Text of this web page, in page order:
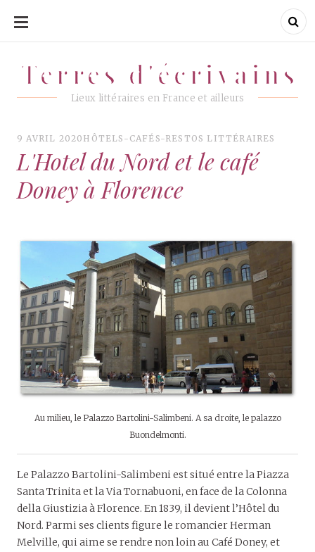
ALLER
CONTENU
Terres d'écrivains
Lieux littéraires en France et ailleurs
Terres d'écrivains
9 AVRIL 2020 HÔTELS-CAFÉS-RESTOS LITTÉRAIRES
L'Hotel du Nord et le café
Doney à Florence
Au milieu, le Palazzo Bartolini-Salimbeni. A sa droite, le palazzo
Buondelmonti.
Le Palazzo Bartolini-Salimbeni est situé entre la Piazza
Santa Trinita et la Via Tornabuoni, en face de la Colonna
della Giustizia à Florence. En 1839, il devient l’Hôtel du
Nord. Parmi ses clients figure le romancier Herman
Melville, qui aime se rendre non loin au Café Doney, et